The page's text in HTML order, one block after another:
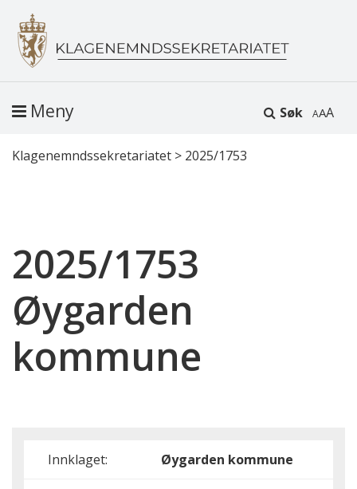
Søk A
Meny
Klagenemndssekretariatet > 2025/1753
2025/1753
Øygarden
kommune
Innklaget: Øygarden kommune